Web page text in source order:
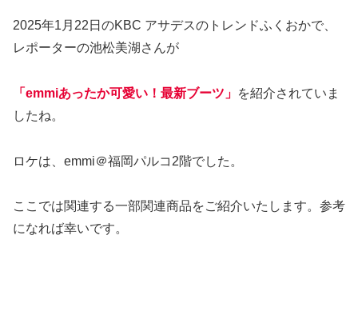
2025年1月22日のKBC アサデスのトレンドふくおかで、
レポーターの池松美湖さんが
「emmiあったか可愛い！最新ブーツ」 を紹介されていま
したね。
ロケは、emmi＠福岡パルコ2階でした。
ここでは関連する一部関連商品をご紹介いたします。参考
になれば幸いです。